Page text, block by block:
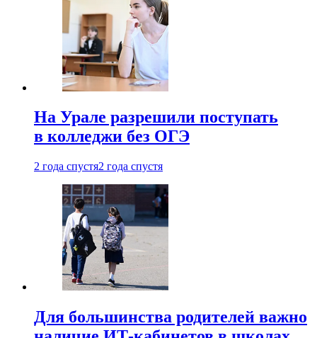
На Урале разрешили поступать
в колледжи без ОГЭ
2 года спустя2 года спустя
Для большинства родителей важно